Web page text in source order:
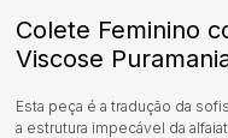
Colete Feminino
Viscose
Esta peça é a tradução da
a estrutura impecável da